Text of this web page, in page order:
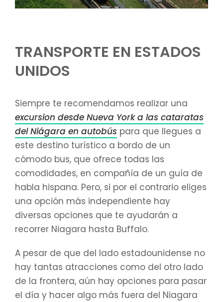
TRANSPORTE EN ESTADOS
UNIDOS
Siempre te recomendamos realizar una
excursion desde Nueva York a las cataratas
del Niágara en autobús para que llegues a
este destino turístico a bordo de un
cómodo bus, que ofrece todas las
comodidades, en compañía de un guía de
habla hispana. Pero, si por el contrario eliges
una opción más independiente hay
diversas opciones que te ayudarán a
recorrer Niagara hasta Buffalo.
A pesar de que del lado estadounidense no
hay tantas atracciones como del otro lado
de la frontera, aún hay opciones para pasar
el día y hacer algo más fuera del Niagara